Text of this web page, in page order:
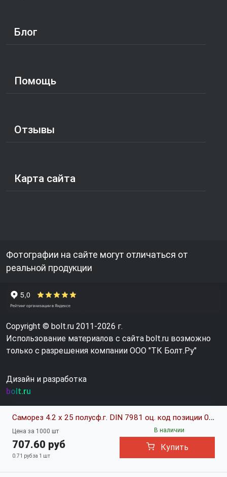
Саморез 4.2 х 25 полусф.г. DIN 7981 оц. код позиции 0238296
Цена за 1000 шт
707.60 руб
0.71 руб за 1 шт
В наличии
Купить
Блог
Помощь
Отзывы
Карта сайта
Фотографии на сайте могут отличаться от
реальной продукции
Copyright © bolt.ru 2011-2026 г.
Использование материалов с сайта bolt.ru возможно
только с разрешения компании ООО "ТК Болт.Ру"
Дизайн и разработка
bolt.ru